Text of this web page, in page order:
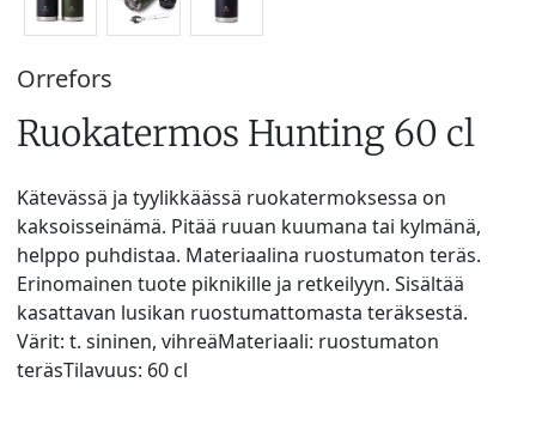
Orrefors
Ruokatermos Hunting 60 cl
Kätevässä ja tyylikkäässä ruokatermoksessa on
kaksoisseinämä. Pitää ruuan kuumana tai kylmänä,
helppo puhdistaa. Materiaalina ruostumaton teräs.
Erinomainen tuote piknikille ja retkeilyyn. Sisältää
kasattavan lusikan ruostumattomasta teräksestä.
Värit: t. sininen, vihreäMateriaali: ruostumaton
teräsTilavuus: 60 cl